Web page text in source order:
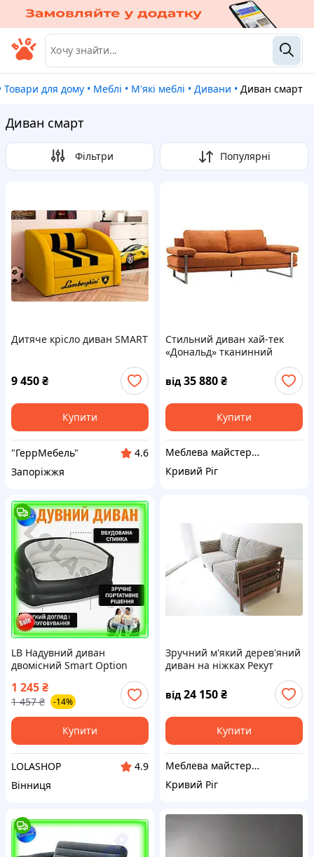
Товари для дому • Меблі • М'які меблі • Дивани • Диван смарт
Диван смарт
Фільтри Популярні
Дитяче крісло диван SMART
9 450₴
Купити
"ГеррМебель"
4.6
Запоріжжя
Стильний диван хай-тек
«Дональд» тканинний
помаранчевий для дому,
офісу, кафе, салону,
магазину, зон очікування
від 35 880₴
Купити
Меблева майстерня JecksonLOFT
Кривий Ріг
LB Надувний диван
двомісний Smart Option
покриттям для дому та
природи комфортне м SIM-
4K9
1 245₴
1 457 ₴ -14%
Купити
LOLASHOP
4.9
Вінниця
Зручний м'який дерев'яний
диван на ніжках Рекут
ясена, за індивідуальними
розмірами
від 24 150₴
Купити
Меблева майстерня JecksonLOFT
Кривий Ріг